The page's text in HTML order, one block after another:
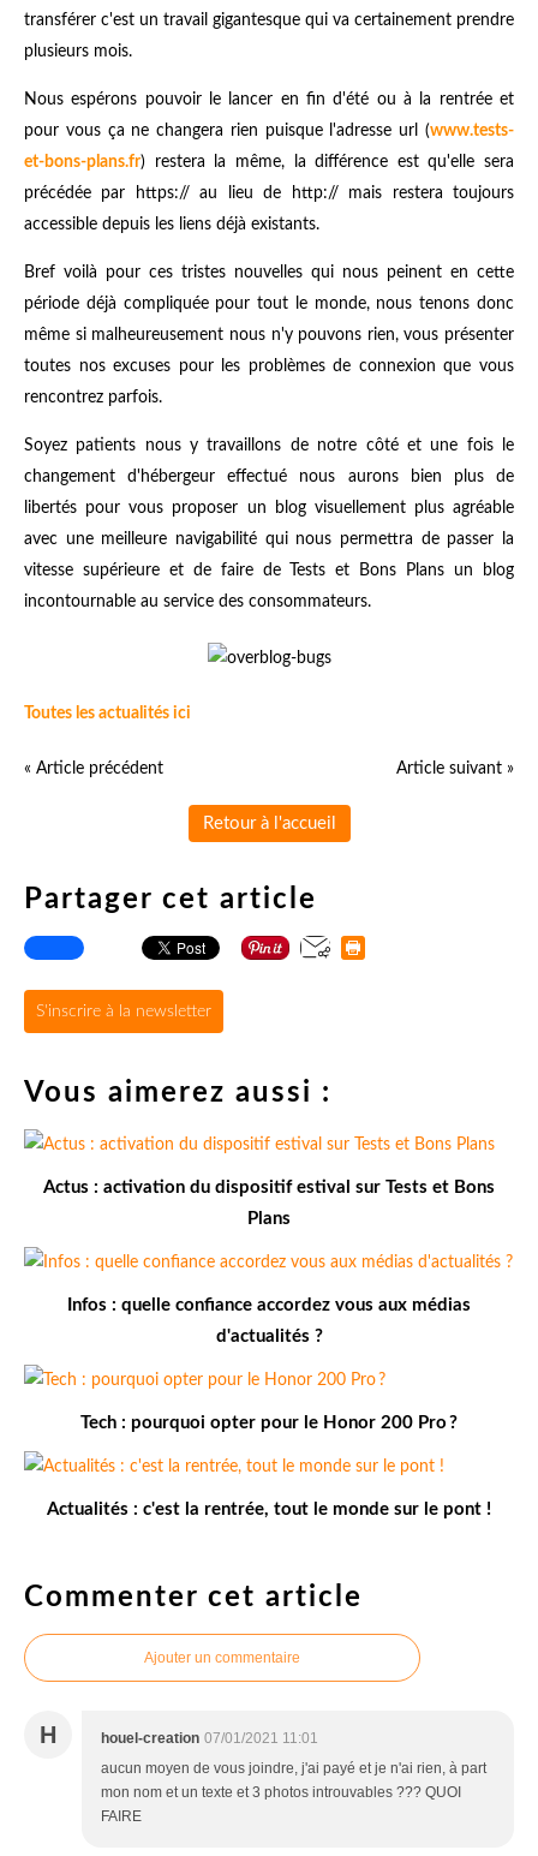
transférer c'est un travail gigantesque qui va certainement prendre
plusieurs mois.
Nous espérons pouvoir le lancer en fin d'été ou à la rentrée et
pour vous ça ne changera rien puisque l'adresse url (www.tests-
et-bons-plans.fr) restera la même, la différence est qu'elle sera
précédée par https:// au lieu de http:// mais restera toujours
accessible depuis les liens déjà existants.
Bref voilà pour ces tristes nouvelles qui nous peinent en cette
période déjà compliquée pour tout le monde, nous tenons donc
même si malheureusement nous n'y pouvons rien, vous présenter
toutes nos excuses pour les problèmes de connexion que vous
rencontrez parfois.
Soyez patients nous y travaillons de notre côté et une fois le
changement d'hébergeur effectué nous aurons bien plus de
libertés pour vous proposer un blog visuellement plus agréable
avec une meilleure navigabilité qui nous permettra de passer la
vitesse supérieure et de faire de Tests et Bons Plans un blog
incontournable au service des consommateurs.
Toutes les actualités ici
« Article précédent Article suivant »
Retour à l'accueil
Partager cet article
S'inscrire à la newsletter
Vous aimerez aussi :
Actus : activation du dispositif estival sur Tests et Bons
Plans
Infos : quelle confiance accordez vous aux médias
d'actualités ?
Tech : pourquoi opter pour le Honor 200 Pro ?
Actualités : c'est la rentrée, tout le monde sur le pont !
Commenter cet article
Ajouter un commentaire
H houel-creation 07/01/2021 11:01
aucun moyen de vous joindre, j'ai payé et je n'ai rien, à part
mon nom et un texte et 3 photos introuvables ??? QUOI
FAIRE